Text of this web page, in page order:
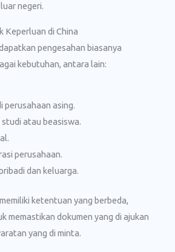
negeri.
Keperluan di China
pengesahan biasanya
kebutuhan, antara lain:
perusahaan asing.
atau beasiswa.
perusahaan.
dan keluarga.
ketentuan yang berbeda,
memastikan dokumen yang di ajukan
yang di minta.